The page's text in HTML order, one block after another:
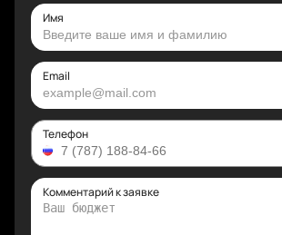
Имя
Email
Телефон
Комментарий к заявке